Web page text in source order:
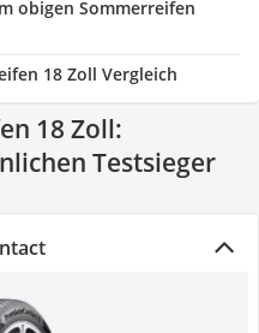
obigen Sommerreifen
18 Zoll Vergleich
18 Zoll:
Testsieger